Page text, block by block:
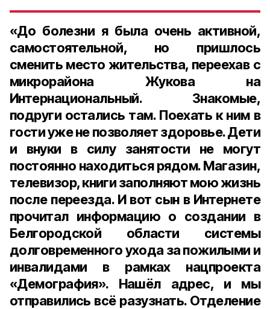
«До болезни я была очень активной,
самостоятельной, но пришлось
сменить место жительства, переехав с
микрорайона Жукова на
Интернациональный. Знакомые,
подруги остались там. Поехать к ним в
гости уже не позволяет здоровье. Дети
и внуки в силу занятости не могут
постоянно находиться рядом. Магазин,
телевизор, книги заполняют мою жизнь
после переезда. И вот сын в Интернете
прочитал информацию о создании в
Белгородской области системы
долговременного ухода за пожилыми и
инвалидами в рамках нацпроекта
«Демография». Нашёл адрес, и мы
отправились всё разузнать. Отделение